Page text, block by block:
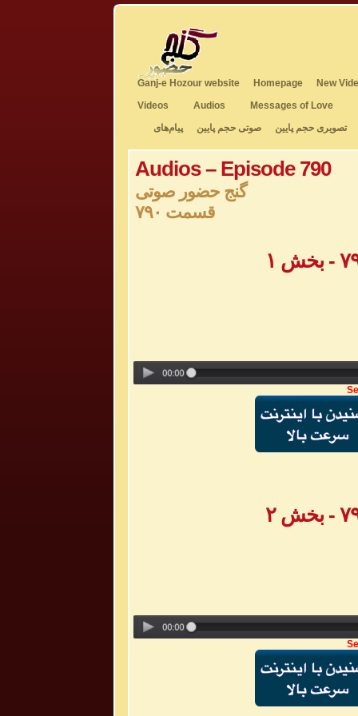
Ganj-e Hozour website Homepage
New
Videos
Audios
Messages of Love
تصویری حجم پایین
صوتی حجم پایین پیام‌های
Audios – Episode 790
گنج حضور صوتی
قسمت ۷۹۰